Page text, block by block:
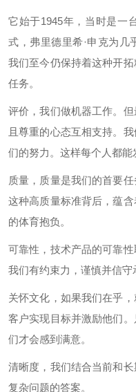
它始于1945年，当时是一
式，弗里德里希·申克为几
我们至今仍保持着这种开
任务。
评价，我们做机器工作。
且尊重的心态互相支持。
们的努力。这样每个人都能
质量，质量是我们的首要
这种高质量标准背后，蕴
的体育抱负。
可靠性，技术产品的可靠性
我们有约束力，谨慎并信守
关怀文化，如果我们在乎
客户实现目标并激励他们
们才会感到满意。
清晰度，我们结合当前和
复杂问题的答案。